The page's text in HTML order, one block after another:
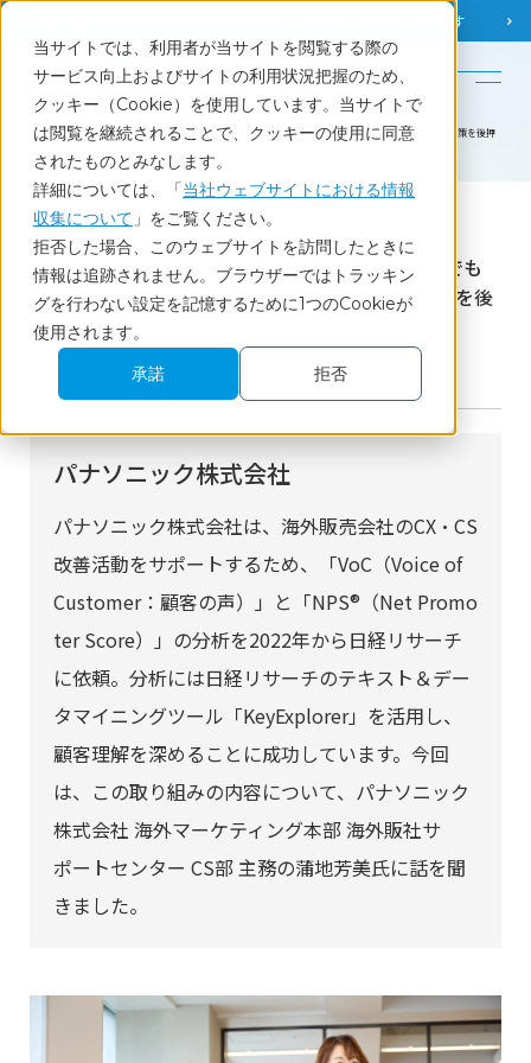
当サイトでは、利用者が当サイトを閲覧する際の
サービス向上およびサイトの利用状況把握のため、
クッキー（Cookie）を使用しています。当サイトで
は閲覧を継続されることで、クッキーの使用に同意
されたものとみなします。
詳細については、「当社ウェブサイトにおける情報
収集について 」をご覧ください。
拒否した場合、このウェブサイトを訪問したときに
情報は追跡されません。ブラウザーではトラッキン
グを行わない設定を記憶するために1つのCookieが
使用されます。
承諾
拒否
お役立ち情報を探す
English
「顧客の声」起点のNPS®改善施策の実行 ～海外でも「KeyExplorer」でNPS®向上に寄与する改善施策を後押
し
Case
「顧客の声」起点のNPS®改善施策の実行 ～海外でも
「KeyExplorer」でNPS®向上に寄与する改善施策を後
押し
CS・CX 活用事例
パナソニック株式会社
パナソニック株式会社は、海外販売会社のCX・CS
改善活動をサポートするため、「VoC（Voice of
Customer：顧客の声）」と「NPS®（Net Promo
ter Score）」の分析を2022年から日経リサーチ
に依頼。分析には日経リサーチのテキスト＆デー
タマイニングツール「KeyExplorer」を活用し、
顧客理解を深めることに成功しています。今回
は、この取り組みの内容について、パナソニック
株式会社 海外マーケティング本部 海外販社サ
ポートセンター CS部 主務の蒲地芳美氏に話を聞
きました。